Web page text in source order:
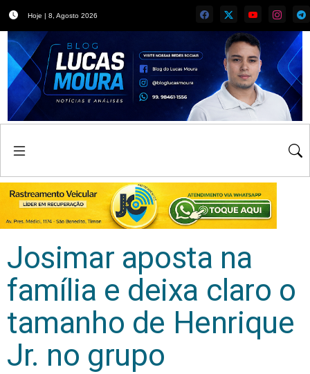
Hoje | 8, Agosto 2026
Josimar aposta na
família e deixa claro o
tamanho de Henrique
Jr. no grupo